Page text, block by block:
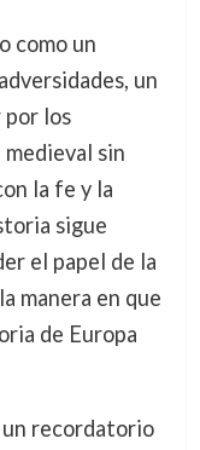
como un
un
por los
sin
la fe y la
sigue
el papel de la
manera en que
de Europa
un recordatorio